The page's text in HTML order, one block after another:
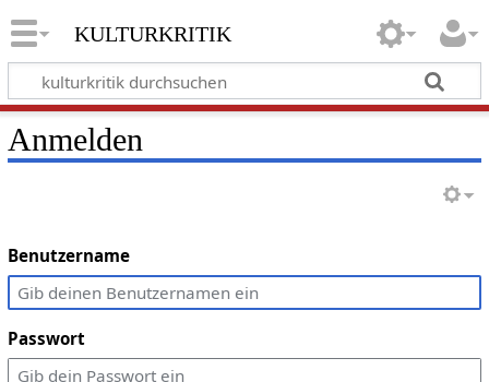
kulturkritik
Anmelden
Benutzername
Passwort